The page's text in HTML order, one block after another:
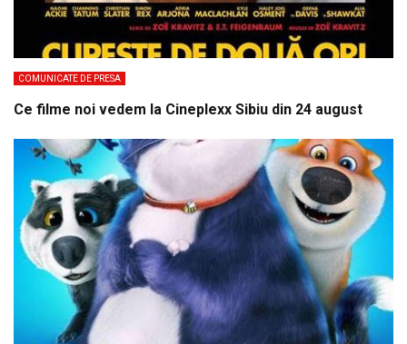
COMUNICATE DE PRESA
Ce filme noi vedem la Cineplexx Sibiu din 24 august